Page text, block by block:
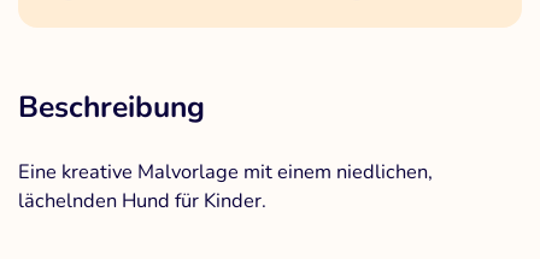
Beschreibung
Eine kreative Malvorlage mit einem niedlichen,
lächelnden Hund für Kinder.